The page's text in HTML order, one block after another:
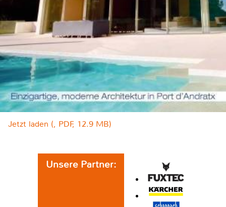
Jetzt laden (, PDF, 12.9 MB)
Unsere Partner: